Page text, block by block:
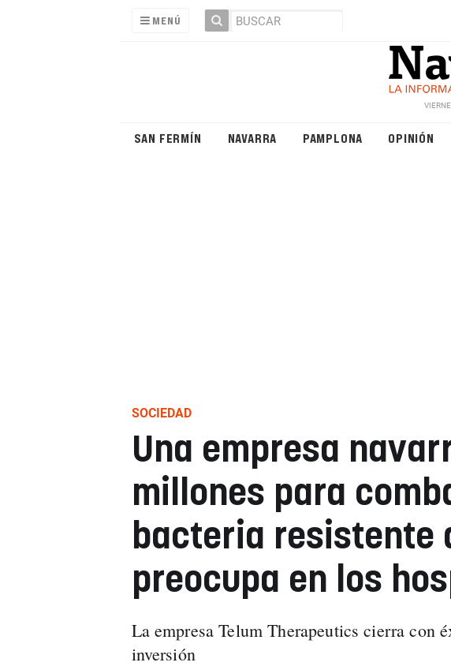
MENÚ
SAN FERMÍN NAVARRA PAMPLONA OPINIÓN
SOCIEDAD
Una empresa
millones para
bacteria resistente
preocupa en los
La empresa Telum Therapeutics cierra con
inversión